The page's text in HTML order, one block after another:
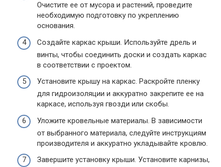
Очистите ее от мусора и растений, проведите
необходимую подготовку по укреплению
основания.
Создайте каркас крыши. Используйте дрель и
винты, чтобы соединить доски и создать каркас
в соответствии с проектом.
Установите крышу на каркас. Раскройте пленку
для гидроизоляции и аккуратно закрепите ее на
каркасе, используя гвозди или скобы.
Уложите кровельные материалы. В зависимости
от выбранного материала, следуйте инструкциям
производителя и аккуратно укладывайте кровлю.
Завершите установку крыши. Установите карнизы,